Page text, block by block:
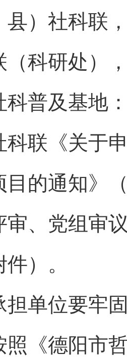
县）社科联
（科研处）
科普及基地
科联《关于
目的通知》
审、党组审
） 。
担单位要牢
照《德阳市